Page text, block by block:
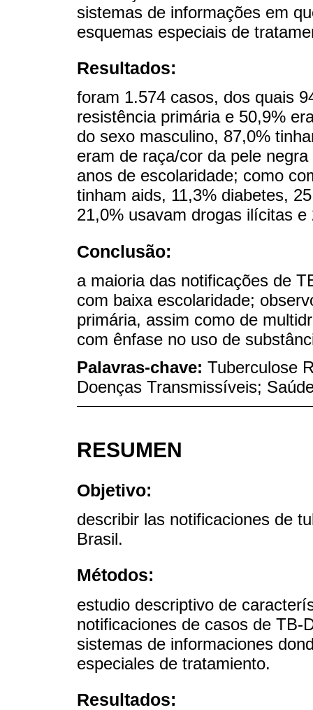
sistemas de informações em
esquemas especiais de
Resultados:
foram 1.574 casos, dos quais
resistência primária e 50,9%
do sexo masculino, 87,0%
eram de raça/cor da pele
anos de escolaridade; como
tinham aids, 11,3% diabetes,
21,0% usavam drogas ilícitas
Conclusão:
a maioria das notificações de
com baixa escolaridade;
primária, assim como de
com ênfase no uso de
Palavras-chave: Tuberculose
Doenças Transmissíveis;
RESUMEN
Objetivo:
describir las notificaciones de
Brasil.
Métodos:
estudio descriptivo de
notificaciones de casos de
sistemas de informaciones
especiales de tratamiento.
Resultados: